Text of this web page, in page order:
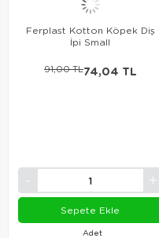
Ferplast Kotton Köpek Diş
İpi Small
Adet
74,04 TL
91,00 TL
Sepete Ekle